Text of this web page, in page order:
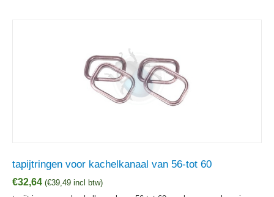
tapijtringen voor kachelkanaal van 56-tot 60
€32,64 (€39,49 incl btw)